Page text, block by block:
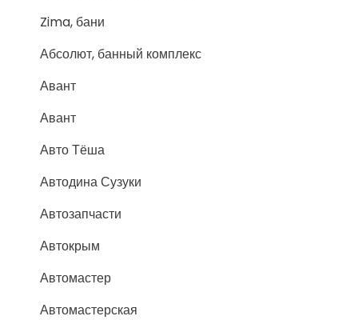
Zima, бани
Абсолют, банный комплекс
Авант
Авант
Авто Тёша
Автодина Сузуки
Автозапчасти
Автокрым
Автомастер
Автомастерская